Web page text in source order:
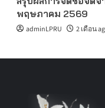
พฤษภาคม 2569
adminLPRU 2 เดือน